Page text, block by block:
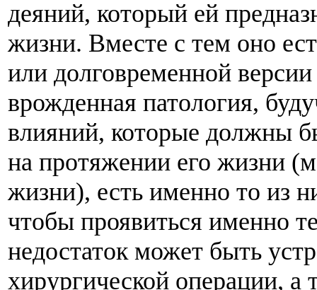
деяний, который ей
жизни. Вместе с тем оно
или долговременной
врожденная патология,
влияний, которые должны
на протяжении его жизни
жизни), есть именно то из
чтобы проявиться именно
недостаток может быть
хирургической операции,